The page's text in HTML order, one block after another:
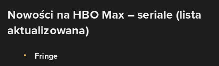
Nowości na HBO Max – seriale (lista
aktualizowana)
Fringe